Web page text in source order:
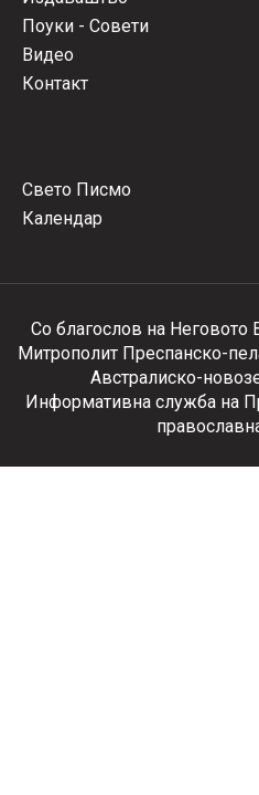
Поуки - Совети
Видео
Контакт
Свето Писмо
Календар
Со благослов на Неговото
Митрополит Преспанско-
Австралиско-
Информативна служба на